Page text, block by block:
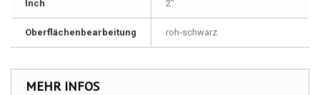
Inch 2"
Oberflächenbearbeitung roh-schwarz
MEHR INFOS